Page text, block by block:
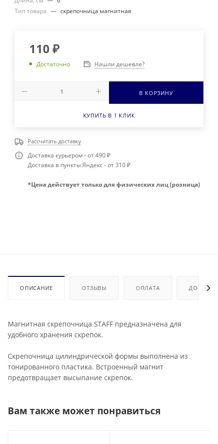
Тип товара — скрепочница магнитная
110 ₽
Достаточно Нашли дешевле?
В КОРЗИНУ
КУПИТЬ В 1 КЛИК
Рассчитать доставку
Доставка курьером - от 490 ₽
Доставка в пункты Яндекс - от 310 ₽
*Цена действует только для физических лиц (розница)
ОПИСАНИЕ ОТЗЫВЫ ОПЛАТА
Магнитная скрепочница STAFF предназначена для
удобного хранения скрепок.
Скрепочница цилиндрической формы выполнена из
тонированного пластика. Встроенный магнит
предотвращает высыпание скрепок.
Вам также может понравиться